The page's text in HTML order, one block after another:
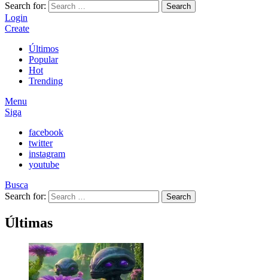
Search for:
Search
Login
Create
Últimos
Popular
Hot
Trending
Menu
Siga
facebook
twitter
instagram
youtube
Busca
Search for:
Search
Últimas